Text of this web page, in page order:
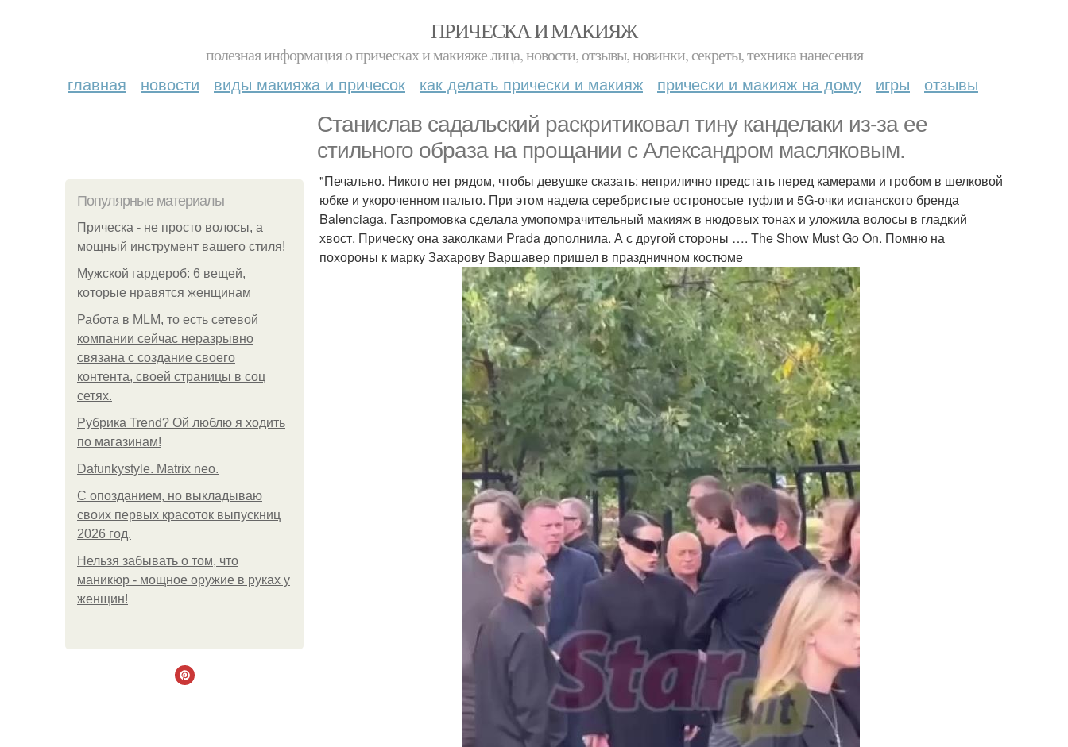
ПРИЧЕСКА И МАКИЯЖ
полезная информация о прическах и макияже лица, новости, отзывы, новинки, секреты, техника нанесения
главная новости виды макияжа и причесок как делать прически и макияж прически и макияж на дому игры отзывы
Станислав садальский раскритиковал тину канделаки из-за ее
стильного образа на прощании с Александром масляковым.
Популярные материалы
Прическа - не просто волосы, а
мощный инструмент вашего стиля!
Мужской гардероб: 6 вещей,
которые нравятся женщинам
Работа в MLM, то есть сетевой
компании сейчас неразрывно
связана с создание своего
контента, своей страницы в соц
сетях.
Рубрика Trend? Ой люблю я ходить
по магазинам!
Dafunkystyle. Matrix neo.
С опозданием, но выкладываю
своих первых красоток выпускниц
2026 год.
Нельзя забывать о том, что
маникюр - мощное оружие в руках у
женщин!
"Печально. Никого нет рядом, чтобы девушке сказать: неприлично предстать перед камерами и гробом в шелковой
юбке и укороченном пальто. При этом надела серебристые остроносые туфли и 5G-очки испанского бренда
Balenciaga. Газпромовка сделала умопомрачительный макияж в нюдовых тонах и уложила волосы в гладкий
хвост. Прическу она заколками Prada дополнила. А с другой стороны …. The Show Must Go On. Помню на
похороны к марку Захарову Варшавер пришел в праздничном костюме